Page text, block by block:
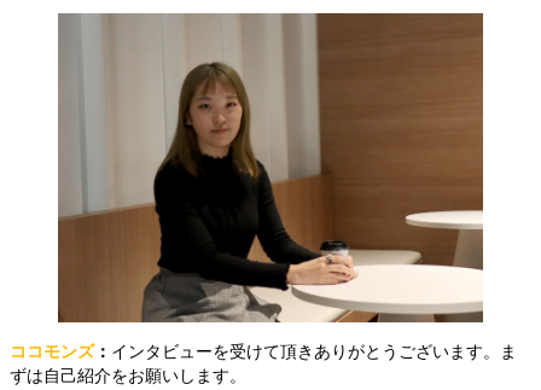
ココモンズ： インタビューを受けて頂きありがとうございます。ま
ずは自己紹介をお願いします。